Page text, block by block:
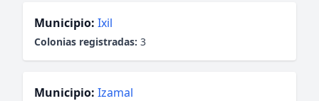
Municipio: Ixil
Colonias registradas: 3
Municipio: Izamal